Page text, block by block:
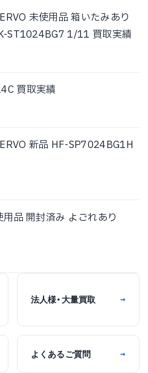
未使用品 箱いたみあり
ST1024BG7 1/11 買取実績
買取実績
新品 HF-SP7024BG1H
品 開封済み よごれあり
法人様・大量買取 →
よくあるご質問 →